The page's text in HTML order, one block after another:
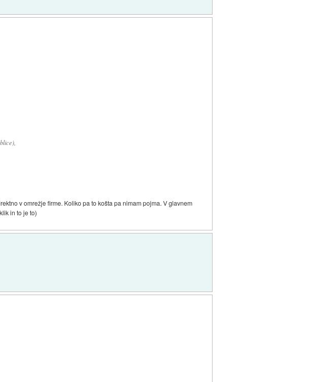
v omrežje firme. Koliko pa to košta pa nimam pojma. V glavnem
in to je to)